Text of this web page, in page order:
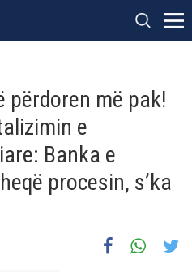
përdoren më pak!
e
Banka e
procesin, s’ka